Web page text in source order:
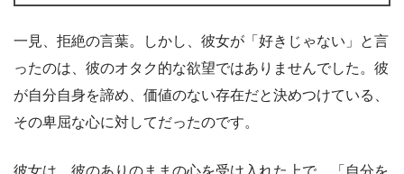
一見、拒絶の言葉。しかし、彼女が「好きじゃない」と言
ったのは、彼のオタク的な欲望ではありませんでした。彼
が自分自身を諦め、価値のない存在だと決めつけている、
その卑屈な心に対してだったのです。